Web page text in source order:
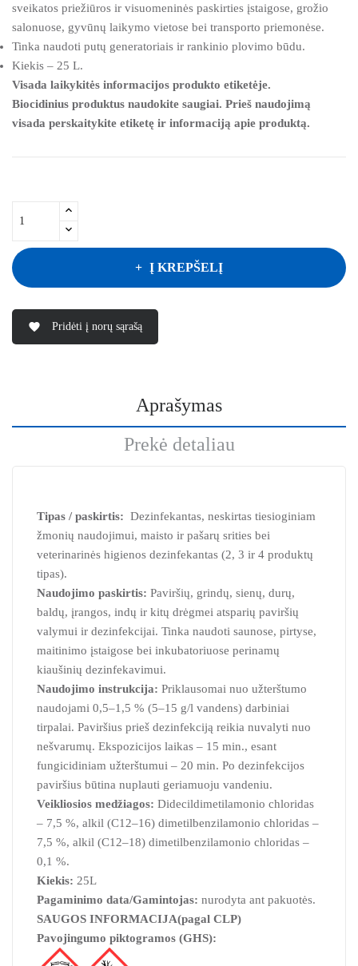
sveikatos priežiūros ir visuomeninės paskirties įstaigose, grožio
salonuose, gyvūnų laikymo vietose bei transporto priemonėse.
Tinka naudoti putų generatoriais ir rankinio plovimo būdu.
Kiekis – 25 L.
Visada laikykitės informacijos produkto etiketėje.
Biocidinius produktus naudokite saugiai. Prieš naudojimą
visada perskaitykite etiketę ir informaciją apie produktą.
Į KREPŠELĮ
favorite Pridėti į norų sąrašą
Aprašymas
Prekė detaliau
Tipas / paskirtis: Dezinfekantas, neskirtas tiesioginiam
žmonių naudojimui, maisto ir pašarų srities bei
veterinarinės higienos dezinfekantas (2, 3 ir 4 produktų
tipas).
Naudojimo paskirtis: Paviršių, grindų, sienų, durų,
baldų, įrangos, indų ir kitų drėgmei atsparių paviršių
valymui ir dezinfekcijai. Tinka naudoti saunose, pirtyse,
maitinimo įstaigose bei inkubatoriuose perinamų
kiaušinių dezinfekavimui.
Naudojimo instrukcija: Priklausomai nuo užterštumo
naudojami 0,5–1,5 % (5–15 g/l vandens) darbiniai
tirpalai. Paviršius prieš dezinfekciją reikia nuvalyti nuo
nešvarumų. Ekspozicijos laikas – 15 min., esant
fungicidiniam užterštumui – 20 min. Po dezinfekcijos
paviršius būtina nuplauti geriamuoju vandeniu.
Veikliosios medžiagos: Didecildimetilamonio chloridas
– 7,5 %, alkil (C12–16) dimetilbenzilamonio chloridas –
7,5 %, alkil (C12–18) dimetilbenzilamonio chloridas –
0,1 %.
Kiekis: 25L
Pagaminimo data/Gamintojas: nurodyta ant pakuotės.
SAUGOS INFORMACIJA(pagal CLP)
Pavojingumo piktogramos (GHS):